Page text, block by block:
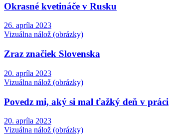
Okrasné kvetináče v Rusku
26. apríla 2023
Vizuálna nálož (obrázky)
Zraz značiek Slovenska
20. apríla 2023
Vizuálna nálož (obrázky)
Povedz mi, aký si mal ťažký deň v práci
20. apríla 2023
Vizuálna nálož (obrázky)